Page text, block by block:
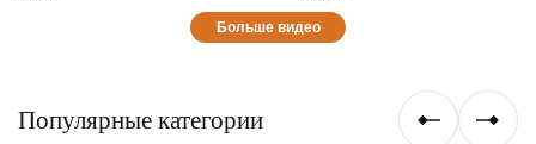
Больше видео
Популярные категории